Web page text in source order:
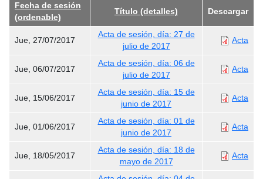
Fecha de sesión
(ordenable)
Título (detalles) Descargar
Jue, 27/07/2017
Acta de sesión, día: 27 de
julio de 2017
Acta
Jue, 06/07/2017
Acta de sesión, día: 06 de
julio de 2017
Acta
Jue, 15/06/2017
Acta de sesión, día: 15 de
junio de 2017
Acta
Jue, 01/06/2017
Acta de sesión, día: 01 de
junio de 2017
Acta
Jue, 18/05/2017
Acta de sesión, día: 18 de
mayo de 2017
Acta